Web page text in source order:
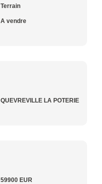
Terrain
A vendre
QUEVREVILLE LA POTERIE
59900 EUR